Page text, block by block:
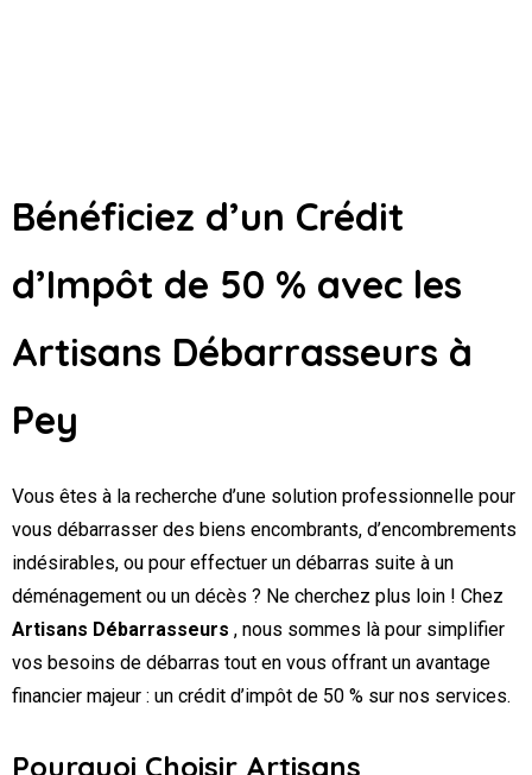
Bénéficiez d’un Crédit
d’Impôt de 50 % avec les
Artisans Débarrasseurs à
Pey
Vous êtes à la recherche d’une solution professionnelle pour
vous débarrasser des biens encombrants, d’encombrements
indésirables, ou pour effectuer un débarras suite à un
déménagement ou un décès ? Ne cherchez plus loin ! Chez
Artisans Débarrasseurs , nous sommes là pour simplifier
vos besoins de débarras tout en vous offrant un avantage
financier majeur : un crédit d’impôt de 50 % sur nos services.
Pourquoi Choisir Artisans